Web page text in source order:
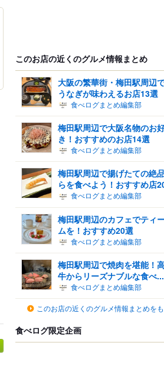
このお店の近くのグルメ情報まとめ
大阪の繁華街・梅田駅周辺
うなぎが味わえるお店13選
食べログまとめ編集部
梅田駅周辺で大阪名物のお
き！おすすめのお店14選
食べログまとめ編集部
梅田駅周辺で揚げたての絶
らを食べよう！おすすめ店
食べログまとめ編集部
梅田駅周辺のカフェでティ
ムを！おすすめ20選
食べログまとめ編集部
梅田駅周辺で焼肉を堪能！
牛からリーズナブルな食べ...
食べログまとめ編集部
このお店の近くのグルメ情報まとめを
食べログ限定企画